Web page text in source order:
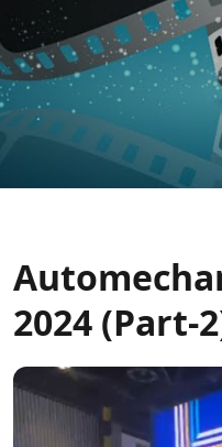
2024 (Part-